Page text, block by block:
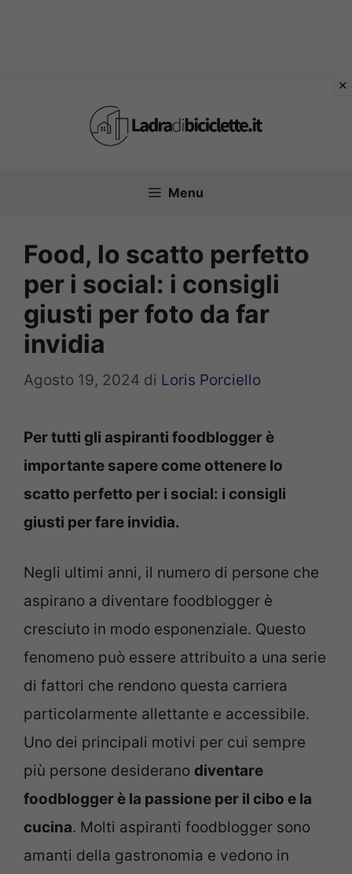
Menu
Food, lo scatto perfetto
per i social: i consigli
giusti per foto da far
invidia
Agosto 19, 2024 di Loris Porciello
Per tutti gli aspiranti foodblogger è
importante sapere come ottenere lo
scatto perfetto per i social: i consigli
giusti per fare invidia.
Negli ultimi anni, il numero di persone che
aspirano a diventare foodblogger è
cresciuto in modo esponenziale. Questo
fenomeno può essere attribuito a una serie
di fattori che rendono questa carriera
particolarmente allettante e accessibile.
Uno dei principali motivi per cui sempre
più persone desiderano diventare
foodblogger è la passione per il cibo e la
cucina. Molti aspiranti foodblogger sono
amanti della gastronomia e vedono in